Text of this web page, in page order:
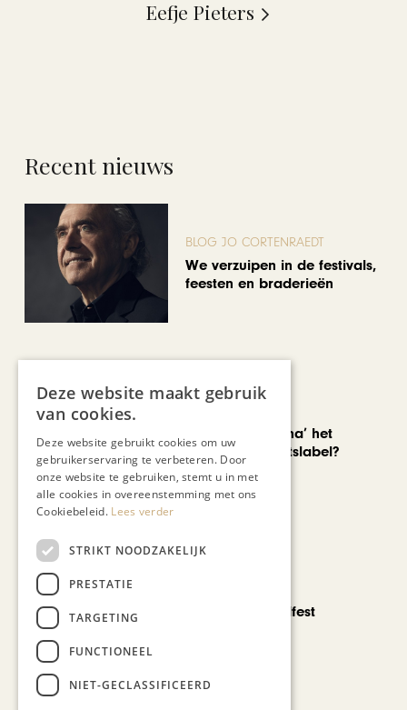
Eefje Pieters
Recent nieuws
BLOG JO CORTENRAEDT
We verzuipen in de festivals,
feesten en braderieën
Is ‘Made in China’ het
nieuwe kwaliteitslabel?
Noorbeek Foodfest
Bekijk alle artikelen
Deze website maakt gebruik
van cookies.
Deze website gebruikt cookies om uw
gebruikerservaring te verbeteren. Door
onze website te gebruiken, stemt u in met
alle cookies in overeenstemming met ons
Cookiebeleid. Lees verder
STRIKT NOODZAKELIJK
PRESTATIE
TARGETING
FUNCTIONEEL
NIET-GECLASSIFICEERD